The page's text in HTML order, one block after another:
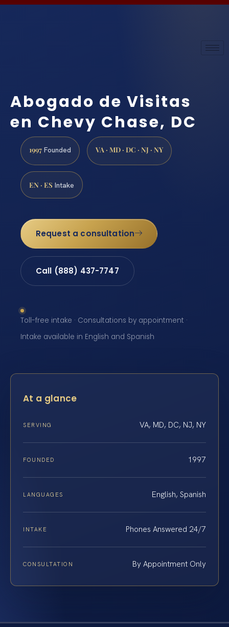
Abogado de Visitas
en Chevy Chase, DC
1997 Founded VA · MD · DC · NJ · NY
EN · ES Intake
Request a consultation
Call (888) 437-7747
Toll-free intake · Consultations by appointment ·
Intake available in English and Spanish
At a glance
SERVING VA, MD, DC, NJ, NY
FOUNDED 1997
LANGUAGES English, Spanish
INTAKE Phones Answered 24/7
CONSULTATION By Appointment Only